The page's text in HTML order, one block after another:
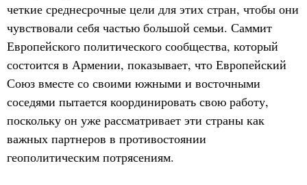
четкие среднесрочные цели для этих стран, чтобы они
чувствовали себя частью большой семьи. Саммит
Европейского политического сообщества, который
состоится в Армении, показывает, что Европейский
Союз вместе со своими южными и восточными
соседями пытается координировать свою работу,
поскольку он уже рассматривает эти страны как
важных партнеров в противостоянии
геополитическим потрясениям.